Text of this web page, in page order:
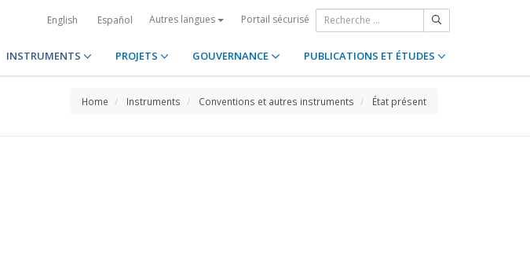
English Español Autres langues Portail sécurisé
INSTRUMENTS PROJETS GOUVERNANCE PUBLICATIONS ET ÉTUDES
Home Instruments Conventions et autres instruments État présent